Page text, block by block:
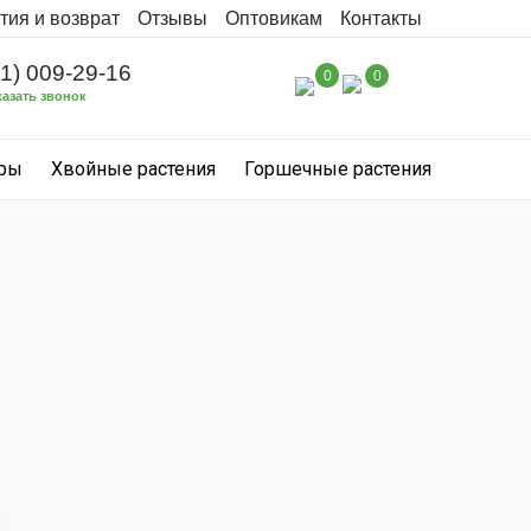
и возврат Отзывы Оптовикам Контакты
009-29-16
звонок
0 0
Хвойные растения Горшечные растения